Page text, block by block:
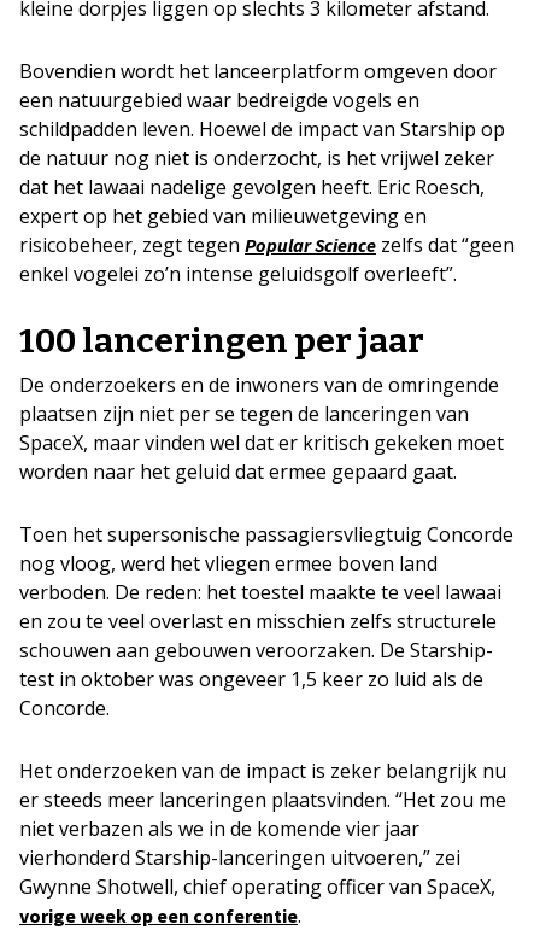
kleine dorpjes liggen op slechts 3 kilometer afstand.
Bovendien wordt het lanceerplatform omgeven door
een natuurgebied waar bedreigde vogels en
schildpadden leven. Hoewel de impact van Starship op
de natuur nog niet is onderzocht, is het vrijwel zeker
dat het lawaai nadelige gevolgen heeft. Eric Roesch,
expert op het gebied van milieuwetgeving en
risicobeheer, zegt tegen Popular Science zelfs dat “geen
enkel vogelei zo’n intense geluidsgolf overleeft”.
100 lanceringen per jaar
De onderzoekers en de inwoners van de omringende
plaatsen zijn niet per se tegen de lanceringen van
SpaceX, maar vinden wel dat er kritisch gekeken moet
worden naar het geluid dat ermee gepaard gaat.
Toen het supersonische passagiersvliegtuig Concorde
nog vloog, werd het vliegen ermee boven land
verboden. De reden: het toestel maakte te veel lawaai
en zou te veel overlast en misschien zelfs structurele
schouwen aan gebouwen veroorzaken. De Starship-
test in oktober was ongeveer 1,5 keer zo luid als de
Concorde.
Het onderzoeken van de impact is zeker belangrijk nu
er steeds meer lanceringen plaatsvinden. “Het zou me
niet verbazen als we in de komende vier jaar
vierhonderd Starship-lanceringen uitvoeren,” zei
Gwynne Shotwell, chief operating officer van SpaceX,
vorige week op een conferentie.